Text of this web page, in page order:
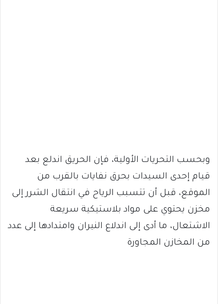
وبحسب التحريات الأولية، فإن الحريق اندلع بعد
قيام إحدى السيدات بحرق نفايات بالقرب من
الموقع، قبل أن تتسبب الرياح في انتقال الشرر إلى
مخزن يحتوي على مواد بلاستيكية سريعة
الاشتعال، ما أدى إلى اندلاع النيران وامتدادها إلى عدد
من المخازن المجاورة